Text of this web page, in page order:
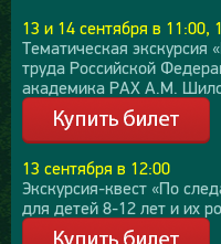
13 и 14 сентября в 11:00,
Тематическая экскурсия
труда Российской
академика РАХ А.М.
13 сентября в 12:00
Экскурсия-квест «По
для детей 8-12 лет и их